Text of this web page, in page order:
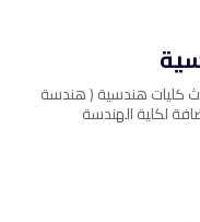
كليات هندسية ( هندسة
لكلية الهندسة